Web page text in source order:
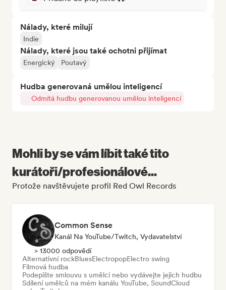
Nálady, které milují
Indie
Nálady, které jsou také ochotni přijímat
Energický Poutavý
Hudba generovaná umělou inteligencí
Odmítá hudbu generovanou umělou inteligencí
Mohli by se vám líbit také tito
kurátoři/profesionálové...
Protože navštěvujete profil Red Owl Records
Common Sense
Kanál Na YouTube/Twitch, Vydavatelství
> 13000 odpovědí
Alternativní rockBluesElectropopElectro swing
Filmová hudba
Podepište smlouvu s umělci nebo vydávejte jejich hudbu
Sdílení umělců na mém kanálu YouTube, SoundCloud